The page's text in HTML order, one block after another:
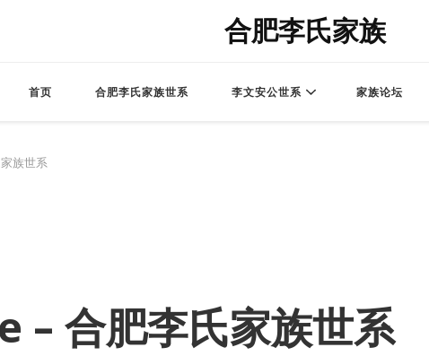
合肥李氏家族
首页 合肥李氏家族世系 李文安公世系 家族论坛
族世系
– 合肥李氏家族世系